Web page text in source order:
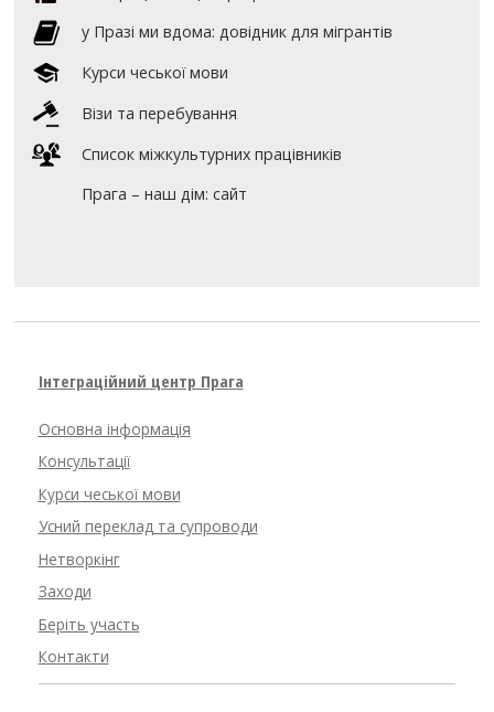
y Празі ми вдома: довідник для мігрантів
Курси чеської мови
Візи та перебування
Список міжкультурних працівників
Прага – наш дім: сайт
Інтеграційний центр Прага
Основна інформація
Консультації
Курси чеської мови
Усний переклад та супроводи
Нетворкінг
Заходи
Беріть участь
Контакти